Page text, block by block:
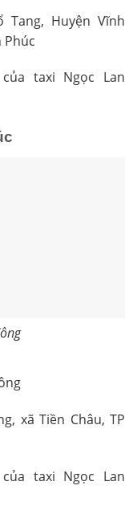
Tang, Huyện Vĩnh
Phúc
taxi Ngọc Lan
xã Tiền Châu, TP
taxi Ngọc Lan